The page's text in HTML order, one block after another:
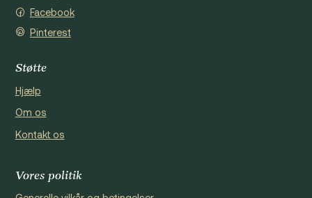
Facebook
Pinterest
Støtte
Hjælp
Om os
Kontakt os
Vores politik